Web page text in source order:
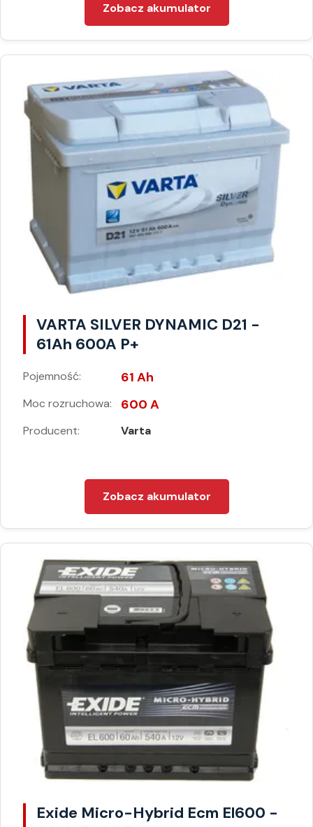
Zobacz akumulator
VARTA SILVER DYNAMIC D21 -
61Ah 600A P+
Pojemność: 61 Ah
Moc rozruchowa: 600 A
Producent: Varta
Zobacz akumulator
Exide Micro-Hybrid Ecm El600 -